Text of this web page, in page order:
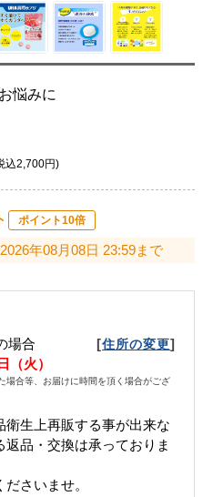
悩みに
込2,700円)
ポイント10倍
年08月08日 23:59まで
場合 [住所の変更]
（火）
場合等、お届けに時間を頂く場合がござ
生上再販する事が出来な
品・交換は承っておりま
さいませ。